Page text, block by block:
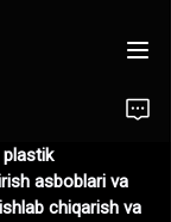
asboblari va
chiqarish va